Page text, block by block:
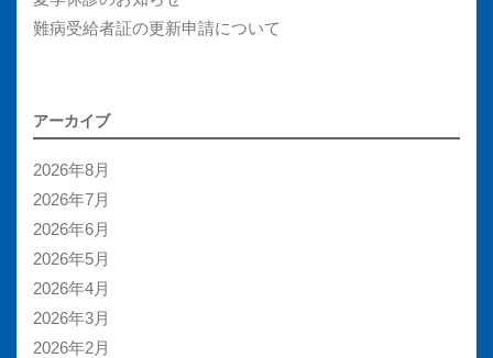
難病受給者証の更新申請について
アーカイブ
2026年8月
2026年7月
2026年6月
2026年5月
2026年4月
2026年3月
2026年2月